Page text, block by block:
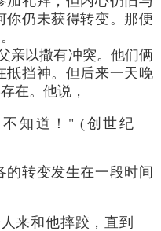
你仍未获得转变。那便
亲以撒有冲突。他们俩
抵挡神。但后来一天晚
在。他说，
知道！" (创世纪
转变发生在一段时间
来和他摔跤，直到